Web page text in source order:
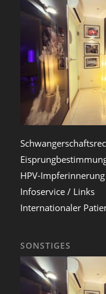
HPV-Impferinnerung
Infoservice / Links
Internationaler
SONSTIGES